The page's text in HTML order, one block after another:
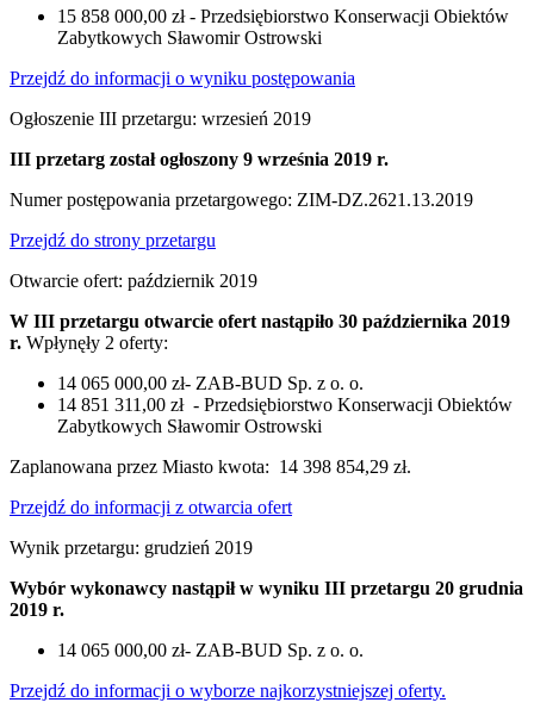
15 858 000,00 zł - Przedsiębiorstwo Konserwacji Obiektów
Zabytkowych Sławomir Ostrowski
Przejdź do informacji o wyniku postępowania
Ogłoszenie III przetargu: wrzesień 2019
III przetarg został ogłoszony 9 września 2019 r.
Numer postępowania przetargowego: ZIM-DZ.2621.13.2019
Przejdź do strony przetargu
Otwarcie ofert: październik 2019
W III przetargu otwarcie ofert nastąpiło 30 października 2019
r. Wpłynęły 2 oferty:
14 065 000,00 zł- ZAB-BUD Sp. z o. o.
14 851 311,00 zł - Przedsiębiorstwo Konserwacji Obiektów
Zabytkowych Sławomir Ostrowski
Zaplanowana przez Miasto kwota: 14 398 854,29 zł.
Przejdź do informacji z otwarcia ofert
Wynik przetargu: grudzień 2019
Wybór wykonawcy nastąpił w wyniku III przetargu 20 grudnia
2019 r.
14 065 000,00 zł- ZAB-BUD Sp. z o. o.
Przejdź do informacji o wyborze najkorzystniejszej oferty.